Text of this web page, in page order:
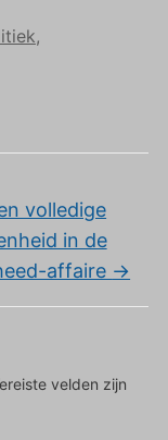
,
volledige
in de
affaire →
velden zijn